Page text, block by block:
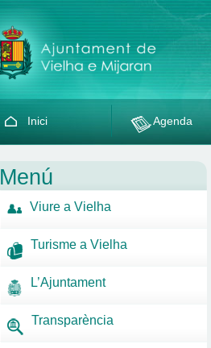
Inici Agenda
Menú
Viure a Vielha
Turisme a Vielha
L’Ajuntament
Transparència